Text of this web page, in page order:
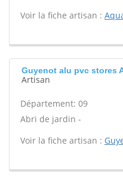
Voir la fiche artisan :
Guyenot alu pvc stores
Artisan
Département: 09
Abri de jardin -
Voir la fiche artisan :